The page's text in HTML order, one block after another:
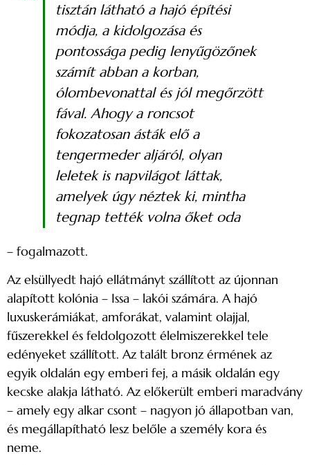
tisztán látható a hajó építési
módja, a kidolgozása és
pontossága pedig lenyűgözőnek
számít abban a korban,
ólombevonattal és jól megőrzött
fával. Ahogy a roncsot
fokozatosan ásták elő a
tengermeder aljáról, olyan
leletek is napvilágot láttak,
amelyek úgy néztek ki, mintha
tegnap tették volna őket oda
– fogalmazott.
Az elsüllyedt hajó ellátmányt szállított az újonnan
alapított kolónia – Issa – lakói számára. A hajó
luxuskerámiákat, amforákat, valamint olajjal,
fűszerekkel és feldolgozott élelmiszerekkel tele
edényeket szállított. Az talált bronz érmének az
egyik oldalán egy emberi fej, a másik oldalán egy
kecske alakja látható. Az előkerült emberi maradvány
– amely egy alkar csont – nagyon jó állapotban van,
és megállapítható lesz belőle a személy kora és
neme.